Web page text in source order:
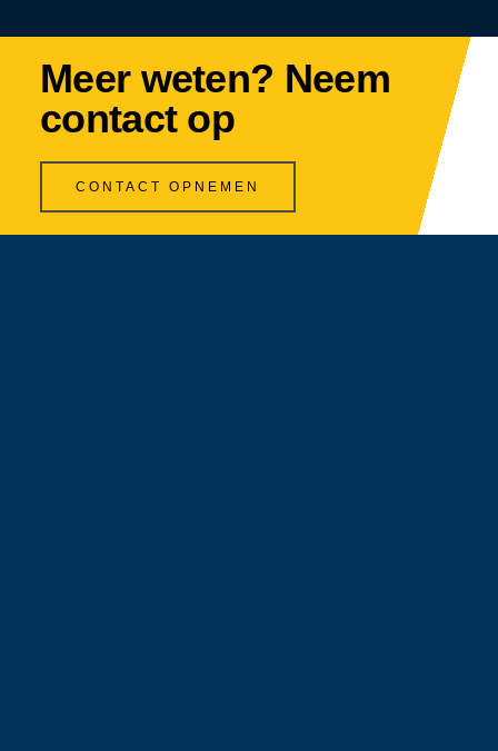
Meer weten? Neem
contact op
CONTACT OPNEMEN